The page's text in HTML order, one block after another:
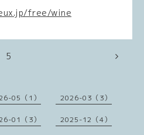
free/wine
5
05（1） 2026-03（3）
01（3） 2025-12（4）